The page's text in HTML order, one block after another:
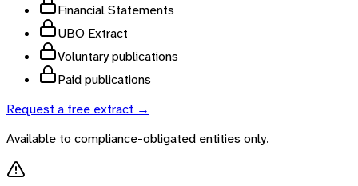
Financial Statements
UBO Extract
Voluntary publications
Paid publications
Request a free extract →
Available to compliance-obligated entities only.